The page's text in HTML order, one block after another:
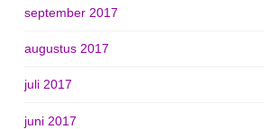
september 2017
augustus 2017
juli 2017
juni 2017